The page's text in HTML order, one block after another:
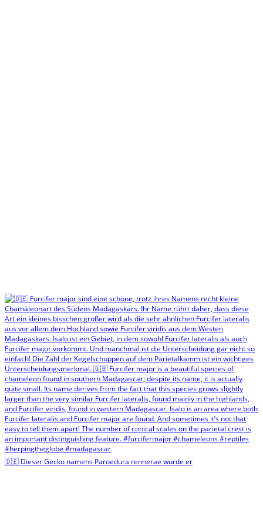
🇩🇪 Dieser Gecko namens Paroedura rennerae wurde er